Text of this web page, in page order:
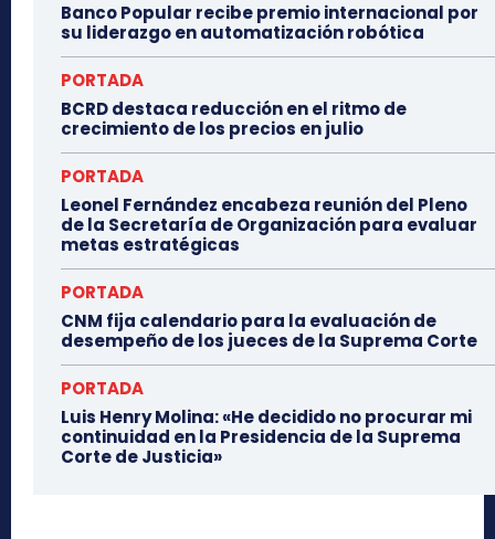
Banco Popular recibe premio internacional por
su liderazgo en automatización robótica
PORTADA
BCRD destaca reducción en el ritmo de
crecimiento de los precios en julio
PORTADA
Leonel Fernández encabeza reunión del Pleno
de la Secretaría de Organización para evaluar
metas estratégicas
PORTADA
CNM fija calendario para la evaluación de
desempeño de los jueces de la Suprema Corte
PORTADA
Luis Henry Molina: «He decidido no procurar mi
continuidad en la Presidencia de la Suprema
Corte de Justicia»